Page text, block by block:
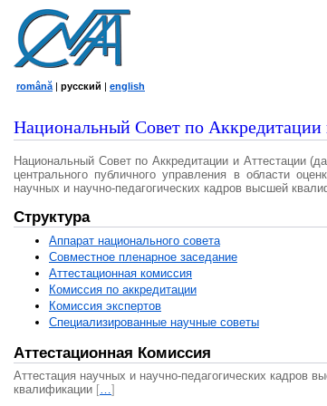
română | русский | english
Национальный Совет по Аккредитации
Национальный Совет по Аккредитации и Аттестации
центрального публичного управления в области
научных и научно-педагогических кадров высшей
Структура
Аппарат национального совета
Совместное пленарное заседание
Аттестационная комисcия
Комиссия по аккредитации
Комиссия экспертов
Специализированные научные советы
Аттестационная Комиссия
Аттестация научных и научно-педагогических кадров
квалификации […]